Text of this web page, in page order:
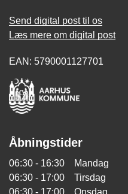
Send digital post til os
Læs mere om digital post
EAN: 5790001127701
Åbningstider
06:30 - 16:30 Mandag
06:30 - 17:00 Tirsdag
06:30 - 17:00 Onsdag